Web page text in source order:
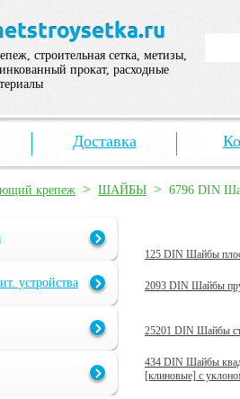
строительная сетка, метизы,
прокат, расходные
Доставка
крепеж > ШАЙБЫ > 6796 DIN
устройства
125 DIN Шайбы
2093 DIN Шайбы
25201 DIN Шайбы
434 DIN Шайбы
[клиновые] с